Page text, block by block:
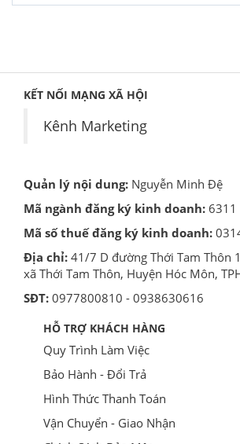
KẾT NỐI MẠNG XÃ HỘI
Kênh Marketing
Quản lý nội dung: Nguyễn Minh Đệ
Mã ngành đăng ký kinh doanh: 6311
Mã số thuế đăng ký kinh doanh:
Địa chỉ: 41/7 D đường Thới Tam Thôn
xã Thới Tam Thôn, Huyện Hóc Môn,
SĐT: 0977800810 - 0938630616
HỖ TRỢ KHÁCH HÀNG
Quy Trình Làm Việc
Bảo Hành - Đổi Trả
Hình Thức Thanh Toán
Vận Chuyển - Giao Nhận